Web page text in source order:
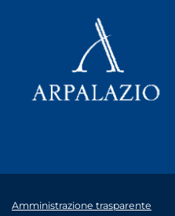
Amministrazione trasparente